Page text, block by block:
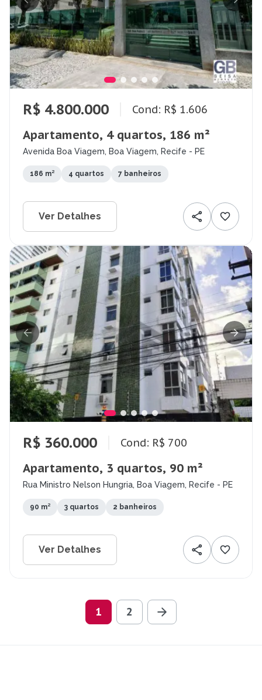
R$ 4.800.000 Cond: R$ 1.606
Apartamento, 4 quartos, 186 m²
Avenida Boa Viagem, Boa Viagem, Recife - PE
186 m² 4 quartos 7 banheiros
Ver Detalhes
R$ 360.000 Cond: R$ 700
Apartamento, 3 quartos, 90 m²
Rua Ministro Nelson Hungria, Boa Viagem, Recife - PE
90 m² 3 quartos 2 banheiros
Ver Detalhes
1 2